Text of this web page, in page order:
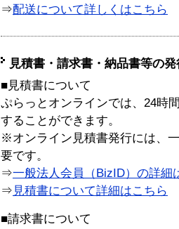
⇒配送について詳しくはこちら
見積書・請求書・納品書等の
■見積書について
ぷらっとオンラインでは、24時
することができます。
※オンライン見積書発行には、
要です。
⇒一般法人会員（BizID）の詳細
⇒ 見積書について詳細はこちら
■請求書について